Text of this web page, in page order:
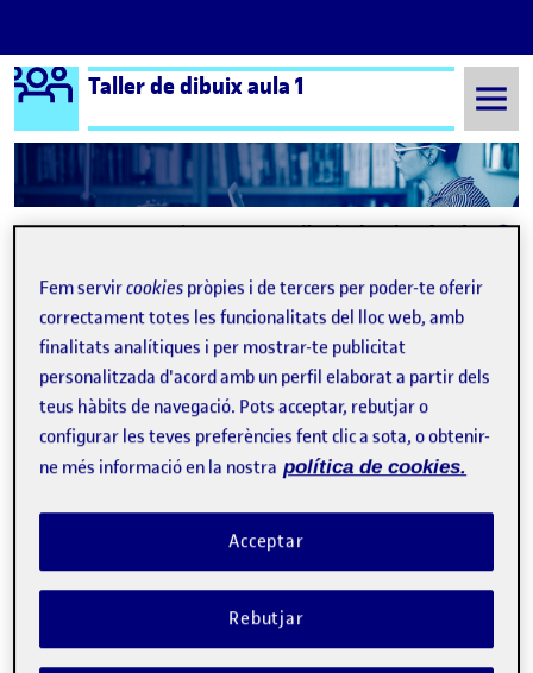
Saltar al contingut
Logo Ágora
Taller de dibuix aula 1
Semestre 20212 - Aula 1 La consciència de mirar(nos): L’autorretrat
Navegació d'entrades
Anterior: Benvinguts i benvingudes! Següent
Publicat perLa consciència de mirar(nos):
Publicat per
Miquel Estany de Millan
Visibilitat:
Públic -Data de publicació
20 Febr. 2022-comentariel La consciència de mirar(nos):
Fem servircookies pròpies i de tercers per poder-te oferir
correctament totes les funcionalitats del lloc web, amb
finalitats analítiques i per mostrar-te publicitat
personalitzada d'acord amb un perfil elaborat a partir dels
teus hàbits de navegació. Pots acceptar, rebutjar o
configurar les teves preferències fent clic a sota, o obtenir-
ne més informació en la nostra política de cookies.
Rebutjar
Acceptar